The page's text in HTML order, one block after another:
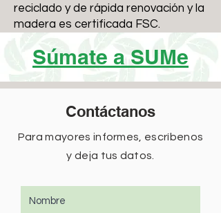
reciclado y de rápida renovación y la
madera es certificada FSC.
Súmate a SUMe
Contáctanos
Para mayores informes, escríbenos
y deja tus datos.